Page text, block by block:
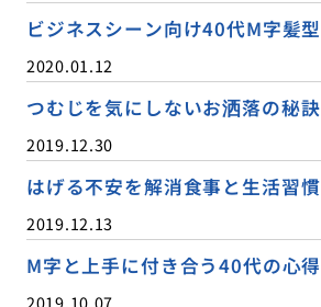
ビジネスシーン向け40代M字髪型
2020.01.12
つむじを気にしないお洒落の秘訣
2019.12.30
はげる不安を解消食事と生活習慣
2019.12.13
M字と上手に付き合う40代の心得